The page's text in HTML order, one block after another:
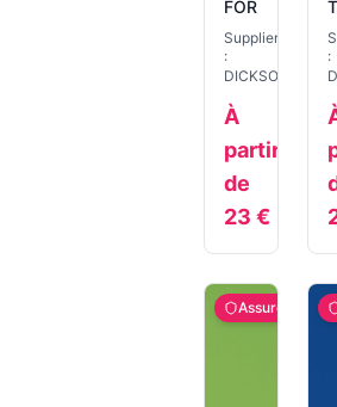
FORET
Supplier
:
DICKSON
À
partir
de
23 €
:
Assuré